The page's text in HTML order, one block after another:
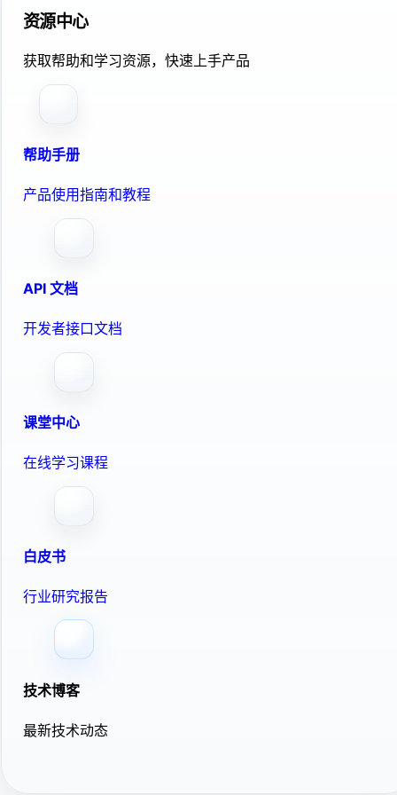
资源中心
获取帮助和学习资源，快速上手产品
帮助手册
产品使用指南和教程
API 文档
开发者接口文档
课堂中心
在线学习课程
白皮书
行业研究报告
技术博客
最新技术动态